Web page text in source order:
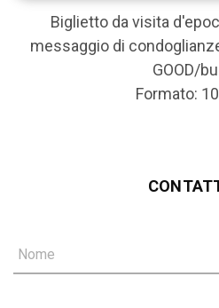
Biglietto da visita
messaggio di
GOOD/
Formato:
Nome